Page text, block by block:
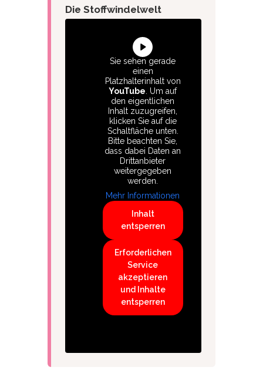
Die Stoffwindelwelt
Sie sehen gerade
einen
Platzhalterinhalt von
YouTube . Um auf
den eigentlichen
Inhalt zuzugreifen,
klicken Sie auf die
Schaltfläche unten.
Bitte beachten Sie,
dass dabei Daten an
Drittanbieter
weitergegeben
werden.
Mehr Informationen
Inhalt
entsperren
Erforderlichen
Service
akzeptieren
und Inhalte
entsperren